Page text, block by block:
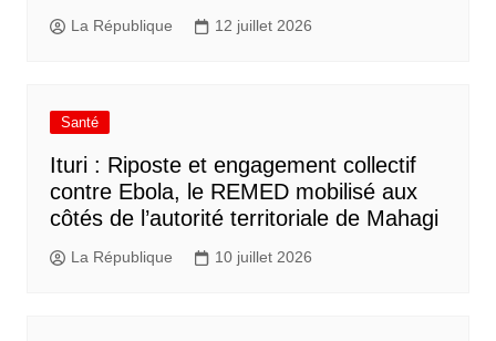
La République 12 juillet 2026
Santé
Ituri : Riposte et engagement collectif
contre Ebola, le REMED mobilisé aux
côtés de l’autorité territoriale de Mahagi
La République 10 juillet 2026